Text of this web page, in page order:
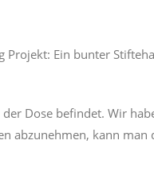
Dose befindet. Wir
abzunehmen, kann